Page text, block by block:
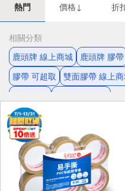
熱門 價格↓ 折
相關分類
鹿頭牌 線上商城
鹿頭牌 膠帶
膠帶 可超取
雙面膠帶 線上